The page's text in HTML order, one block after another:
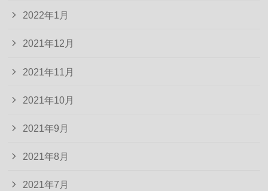
2022年1月
2021年12月
2021年11月
2021年10月
2021年9月
2021年8月
2021年7月